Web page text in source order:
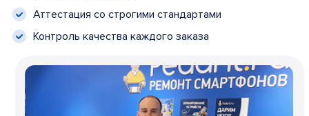
Аттестация со строгими стандартами
Контроль качества каждого заказа